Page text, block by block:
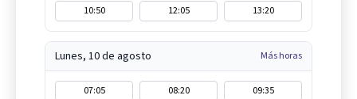
10:50
12:05 13:20
Lunes, 10 de agosto Más horas
07:05 08:20
09:35